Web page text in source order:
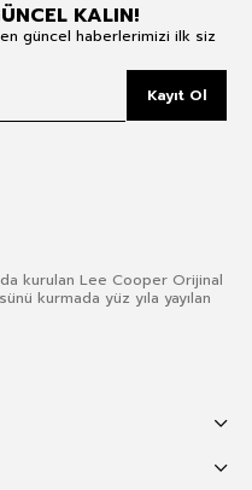
KALIN!
güncel haberlerimizi ilk siz
Kayıt Ol
kurulan Lee Cooper Orijinal
kurmada yüz yıla yayılan